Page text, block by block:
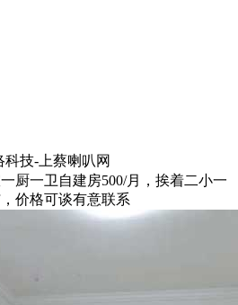
科技-上蔡喇叭网
厨一卫自建房500/月，挨着二小一
价格可谈有意联系